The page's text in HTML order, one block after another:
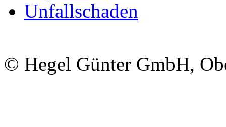
Unfallschaden
© Hegel Günter GmbH,